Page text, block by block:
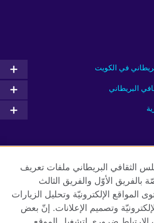
في الكويت
البريطاني
Facebook
Twitter
الثقافي البريطاني ملفات تعريف
بالفريق الأوّل والفريق الثالث
الإلكترونيّة وتحليل الزيارات
وتصميم الإعلانات. إنّ بعض